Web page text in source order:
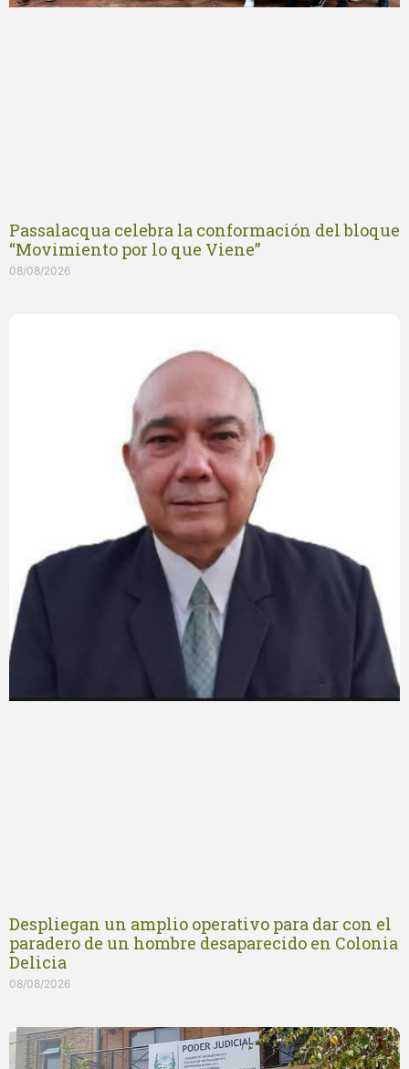
Passalacqua celebra la conformación del bloque
“Movimiento por lo que Viene”
08/08/2026
Despliegan un amplio operativo para dar con el
paradero de un hombre desaparecido en Colonia
Delicia
08/08/2026